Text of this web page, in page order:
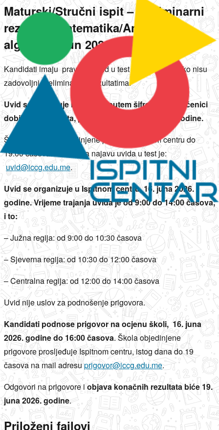
Maturski/Stručni ispit – preliminarni
rezultati: Matematika/Analiza sa
algebrom, jun 2026. godine
Kandidati imaju pravo na uvid u test i prigovor ukoliko nisu
zadovoljni preliminarnim rezultatima.
Uvid se najavljuje isključivo putem šifre koju su učenici
dobili na dan ispita, preko škole 15. juna 2026. godine.
Škola dostavlja objedinjene podatke Ispitnom centru do
19:00 časova. Adresa za najavu uvida u test je:
uvid@iccg.edu.me.
Uvid se organizuje u Ispitnom centru, 16. juna 2026.
godine. Vrijeme trajanja uvida je od 9:00 do 14:00 časova,
i to:
– Južna regija: od 9:00 do 10:30 časova
– Sjeverna regija: od 10:30 do 12:00 časova
– Centralna regija: od 12:00 do 14:00 časova
Uvid nije uslov za podnošenje prigovora.
Kandidati podnose prigovor na ocjenu školi, 16. juna
2026. godine do 16:00 časova. Škola objedinjene
prigovore prosljeđuje Ispitnom centru, istog dana do 19
časova na mail adresuprigovor@iccg.edu.me.
Odgovori na prigovore iobjava konačnih rezultata biće 19.
juna 2026. godine.
Priloženi fajlovi